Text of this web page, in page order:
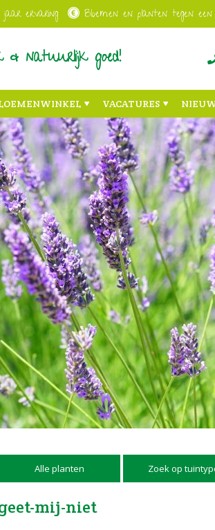
ervaring Bloemen en planten tegen een
natuurlijk goed!
VACATURES
Alle planten Zoek op
mij-niet